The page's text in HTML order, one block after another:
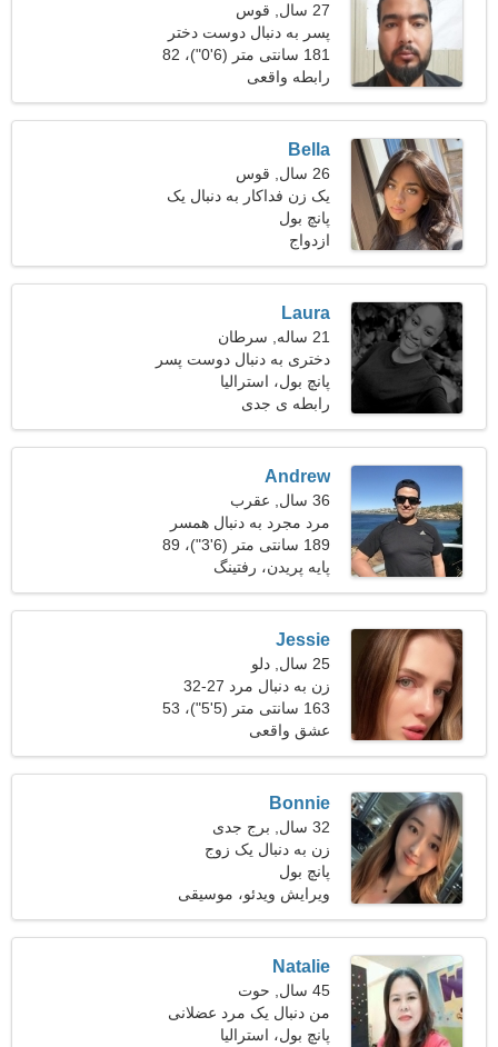
27 سال, قوس
پسر به دنبال دوست دختر
است
181 سانتی متر (6'0")، 82
کیلوگرم (180 پوند)
رابطه واقعی
Bella
26 سال, قوس
یک زن فداکار به دنبال یک
مرد است
پانچ بول
ازدواج
Laura
21 ساله, سرطان
دختری به دنبال دوست پسر
پانچ بول، استرالیا
رابطه ی جدی
Andrew
36 سال, عقرب
مرد مجرد به دنبال همسر
189 سانتی متر (6'3")، 89
کیلوگرم (196 پوند)
پایه پریدن، رفتینگ
Jessie
25 سال, دلو
زن به دنبال مرد 27-32
163 سانتی متر (5'5")، 53
کیلوگرم (116 پوند)
عشق واقعی
Bonnie
32 سال, برج جدی
زن به دنبال یک زوج
پانچ بول
ویرایش ویدئو، موسیقی
Natalie
45 سال, حوت
من دنبال یک مرد عضلانی
هستم که با هم اسکی کنیم
پانچ بول، استرالیا